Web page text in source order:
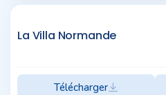
La Villa Normande
Télécharger